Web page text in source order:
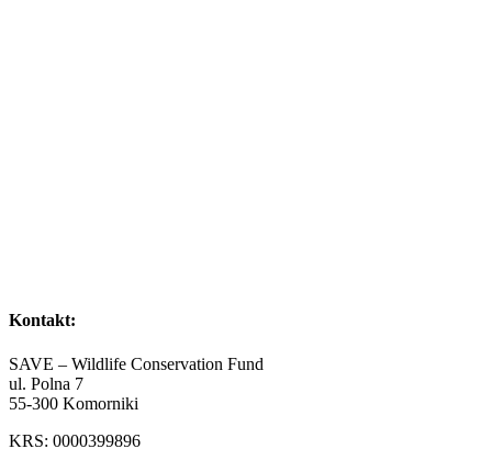
Kontakt:
SAVE – Wildlife Conservation Fund
ul. Polna 7
55-300 Komorniki
KRS: 0000399896